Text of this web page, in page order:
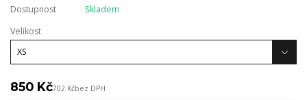
Dostupnost
Skladem
Velikost
850 Kč702 Kčbez DPH